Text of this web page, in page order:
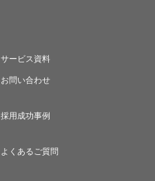
サービス資料
お問い合わせ
採用成功事例
よくあるご質問